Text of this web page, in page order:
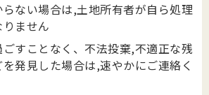
ない場合は,土地所有者が自ら処理
ません
すことなく、不法投棄,不適正な残
発見した場合は,速やかにご連絡く